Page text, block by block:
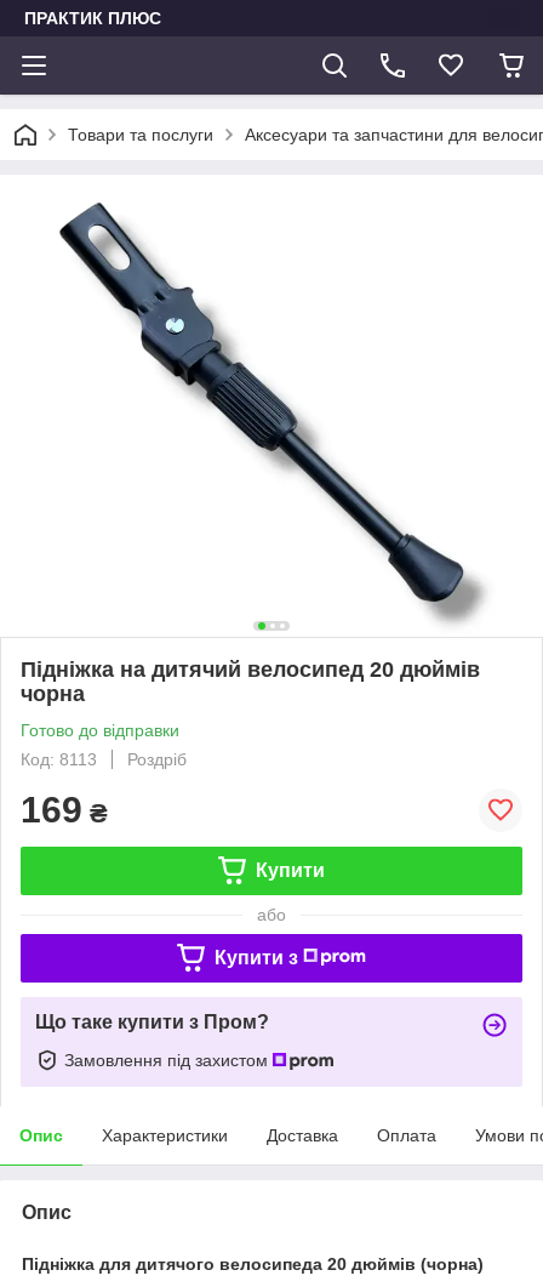
ПРАКТИК ПЛЮС
Товари та послуги Аксесуари та запчастини для
Підніжка на дитячий велосипед 20 дюймів
чорна
Готово до відправки
Код: 8113
Роздріб
169 ₴
Купити
або
Купити з
Що таке купити з Пром?
Замовлення під захистом
Опис Характеристики Доставка Оплата Умови
Опис
Підніжка для дитячого велосипеда 20 дюймів (чорна)